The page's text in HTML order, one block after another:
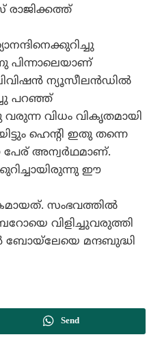
രാജിക്കത്ത്‌
ന്യൂസീലന്‍ഡില്‍
പറഞ്ഞ്‌
വിധം വികൃതമായി
ഹെന്റി ഇതു തന്നെ
പേര്‌ അന്വര്‍ഥമാണ്‌.
ഈ
സംഭവത്തില്‍
വിളിച്ചുവരുത്തി
ബോയ്‌ലേയെ മന്ദബുദ്ധി
Send